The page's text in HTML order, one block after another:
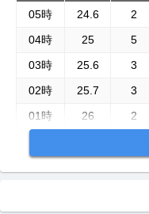
05時 24.6 2
04時
25 5
03時
25.6 3
02時
25.7 3
01時
26 2